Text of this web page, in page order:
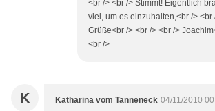
<br /> <br /> Stimmt! Eigentlich
viel, um es einzuhalten,<br /> <br
Grüße<br /> <br /> <br />
<br />
K Katharina vom Tanneneck 04/11/2010